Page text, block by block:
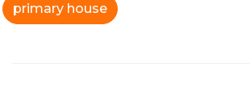
primary house